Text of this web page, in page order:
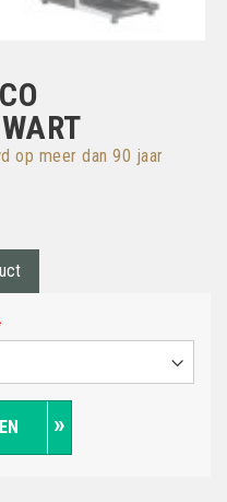
op meer dan 90 jaar